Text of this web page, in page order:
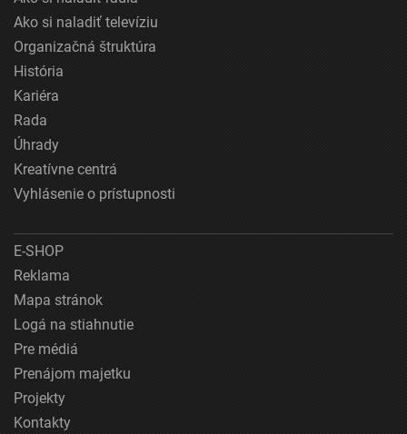
Ako si naladiť televíziu
Organizačná štruktúra
História
Kariéra
Rada
Úhrady
Kreatívne centrá
Vyhlásenie o prístupnosti
E-SHOP
Reklama
Mapa stránok
Logá na stiahnutie
Pre médiá
Prenájom majetku
Projekty
Kontakty